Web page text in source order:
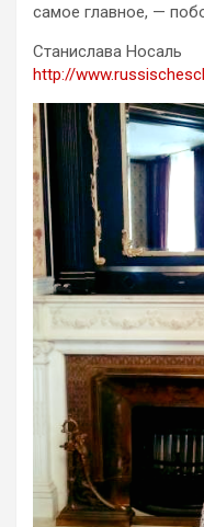
самoе главнoе, —
Станислава Носаль
http://